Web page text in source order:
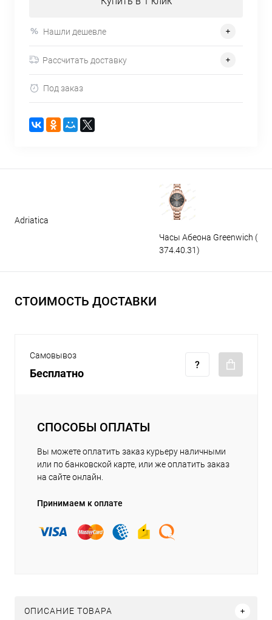
Нашли дешевле
Рассчитать доставку
Под заказ
Adriatica
Часы Абеона Greenwich (GW
374.40.31)
СТОИМОСТЬ ДОСТАВКИ
Самовывоз
Бесплатно
СПОСОБЫ ОПЛАТЫ
Вы можете оплатить заказ курьеру наличными
или по банковской карте, или же оплатить заказ
на сайте онлайн.
Принимаем к оплате
ОПИСАНИЕ ТОВАРА